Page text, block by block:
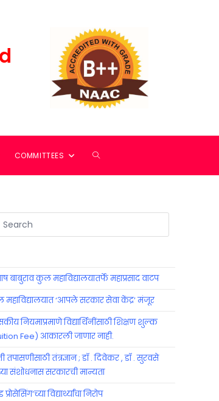
COMMITTEES
बाबुराव कुल महाविद्यालयातर्फे महाप्रसाद वाटप
‘आपले सरकार सेवा केंद्र’ मंजूर
नियमाप्रमाणे विद्यार्थिनींसाठी शिक्षण शुल्क
Fee) आकारली जाणार नाही.
तपासणीसाठी तंत्रज्ञान ; डॉ . दिवेकर , डॉ . सुरवसे
संशोधनास सरकारची मान्यता
विद्यार्थ्यांचा निरोप